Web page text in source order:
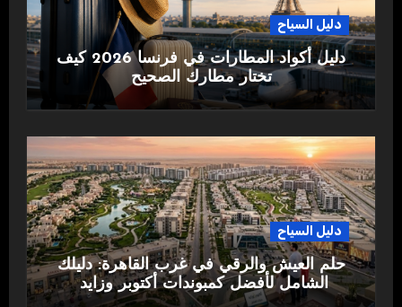
دليل السياح
دليل أكواد المطارات في فرنسا 2026 كيف
تختار مطارك الصحيح
دليل السياح
حلم العيش والرقي في غرب القاهرة: دليلك
الشامل لأفضل كمبوندات أكتوبر وزايد